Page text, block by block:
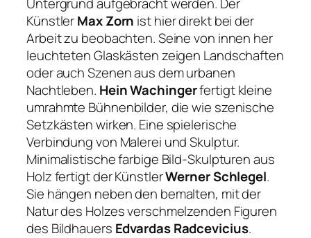
KünstlerMax Zorn ist hier direkt bei der
Arbeit zu beobachten. Seine von innen her
leuchteten Glaskästen zeigen Landschaften
oder auch Szenen aus dem urbanen
Nachtleben. Hein Wachingerfertigt kleine
umrahmte Bühnenbilder, die wie szenische
Setzkästen wirken. Eine spielerische
Verbindung von Malerei und Skulptur.
Minimalistische farbige Bild-Skulpturen aus
Holz fertigt der KünstlerWerner Schlegel.
Sie hängen neben den bemalten, mit der
Natur des Holzes verschmelzenden Figuren
des Bildhauers Edvardas Radcevicius.